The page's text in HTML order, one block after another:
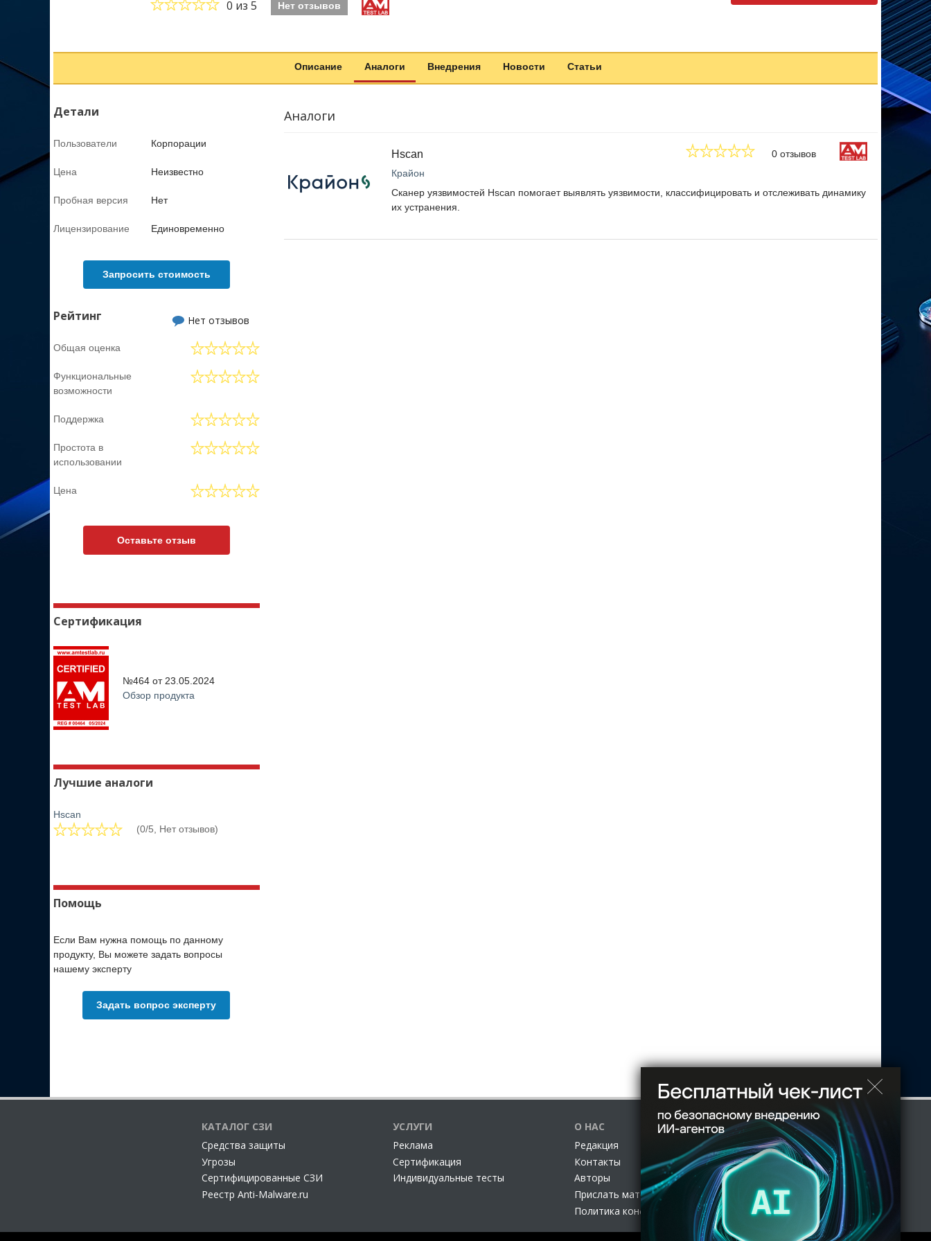
0 из 5 Нет отзывов
Описание Аналоги Внедрения Новости Статьи
Детали
Пользователи Корпорации
Цена Неизвестно
Пробная версия Нет
Лицензирование Единовременно
Запросить стоимость
Рейтинг Нет отзывов
Общая оценка
Функциональные
возможности
Поддержка
Простота в
использовании
Цена
Оставьте отзыв
Сертификация
№464 от 23.05.2024
Обзор продукта
Лучшие аналоги
Hscan
(0/5, Нет отзывов)
Помощь
Если Вам нужна помощь по данному
продукту, Вы можете задать вопросы
нашему эксперту
Задать вопрос эксперту
Аналоги
Hscan
0 отзывов
Крайон
Сканер уязвимостей Hscan помогает выявлять уязвимости, классифицировать и отслеживать динамику
их устранения.
КАТАЛОГ СЗИ
Cредства защиты
Угрозы
Сертифицированные СЗИ
Реестр Anti-Malware.ru
УСЛУГИ
Реклама
Сертификация
Индивидуальные тесты
О НАС
Редакция
Контакты
Авторы
Прислать материал
Политика конфиденциальности